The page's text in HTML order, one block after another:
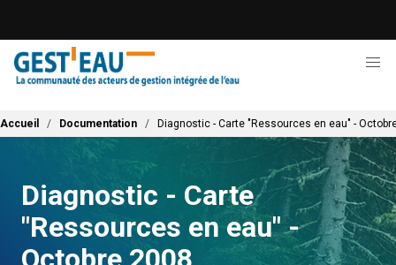
contenu
principal
Fil d'Ariane
Accueil Documentation Diagnostic - Carte "Ressources en eau" -
Diagnostic - Carte
"Ressources en eau" -